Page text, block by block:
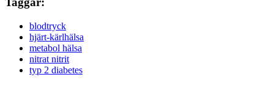
blodtryck
hjärt-kärlhälsa
metabol hälsa
nitrat nitrit
typ 2 diabetes